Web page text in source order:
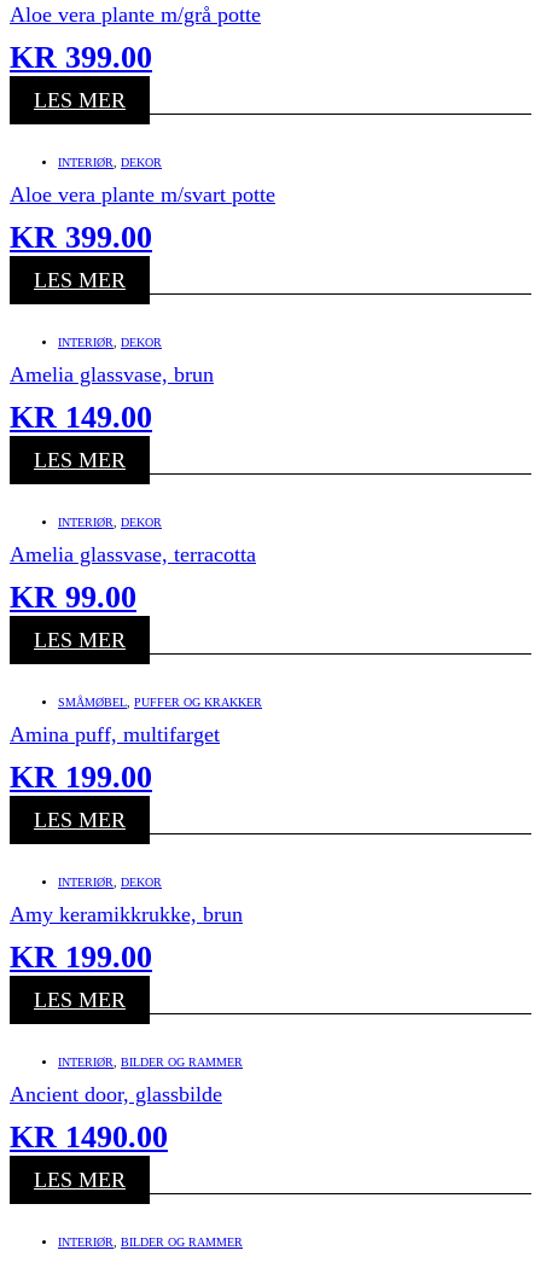
Aloe vera plante m/grå potte
KR 399.00
LES MER
INTERIØR DEKOR
Aloe vera plante m/svart potte
KR 399.00
LES MER
INTERIØR DEKOR
Amelia glassvase, brun
KR 149.00
LES MER
INTERIØR DEKOR
Amelia glassvase, terracotta
KR 99.00
LES MER
SMÅMØBEL PUFFER OG KRAKKER
Amina puff, multifarget
KR 199.00
LES MER
INTERIØR DEKOR
Amy keramikkrukke, brun
KR 199.00
LES MER
INTERIØR BILDER OG RAMMER
Ancient door, glassbilde
KR 1490.00
LES MER
INTERIØR BILDER OG RAMMER